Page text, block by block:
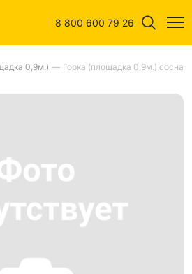
8 800 600 79 26
0,9м.) — Горка (площадка 0,9м.) сосна